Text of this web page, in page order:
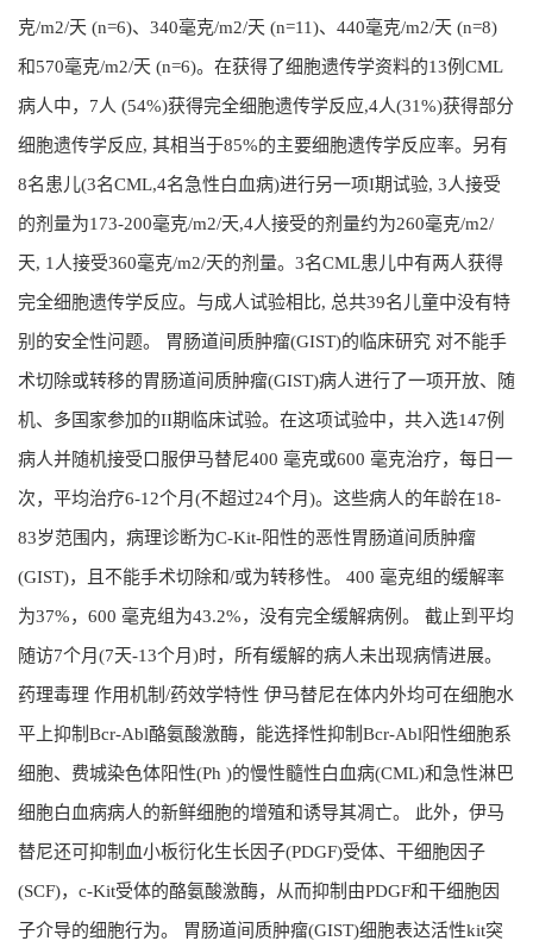
克/m2/天 (n=6)、340毫克/m2/天 (n=11)、440毫克/m2/天 (n=8)
和570毫克/m2/天 (n=6)。在获得了细胞遗传学资料的13例CML
病人中，7人 (54%)获得完全细胞遗传学反应,4人(31%)获得部分
细胞遗传学反应, 其相当于85%的主要细胞遗传学反应率。另有
8名患儿(3名CML,4名急性白血病)进行另一项I期试验, 3人接受
的剂量为173-200毫克/m2/天,4人接受的剂量约为260毫克/m2/
天, 1人接受360毫克/m2/天的剂量。3名CML患儿中有两人获得
完全细胞遗传学反应。与成人试验相比, 总共39名儿童中没有特
别的安全性问题。 胃肠道间质肿瘤(GIST)的临床研究 对不能手
术切除或转移的胃肠道间质肿瘤(GIST)病人进行了一项开放、随
机、多国家参加的II期临床试验。在这项试验中，共入选147例
病人并随机接受口服伊马替尼400 毫克或600 毫克治疗，每日一
次，平均治疗6-12个月(不超过24个月)。这些病人的年龄在18-
83岁范围内，病理诊断为C-Kit-阳性的恶性胃肠道间质肿瘤
(GIST)，且不能手术切除和/或为转移性。 400 毫克组的缓解率
为37%，600 毫克组为43.2%，没有完全缓解病例。 截止到平均
随访7个月(7天-13个月)时，所有缓解的病人未出现病情进展。
药理毒理 作用机制/药效学特性 伊马替尼在体内外均可在细胞水
平上抑制Bcr-Abl酪氨酸激酶，能选择性抑制Bcr-Abl阳性细胞系
细胞、费城染色体阳性(Ph )的慢性髓性白血病(CML)和急性淋巴
细胞白血病病人的新鲜细胞的增殖和诱导其凋亡。 此外，伊马
替尼还可抑制血小板衍化生长因子(PDGF)受体、干细胞因子
(SCF)，c-Kit受体的酪氨酸激酶，从而抑制由PDGF和干细胞因
子介导的细胞行为。 胃肠道间质肿瘤(GIST)细胞表达活性kit突